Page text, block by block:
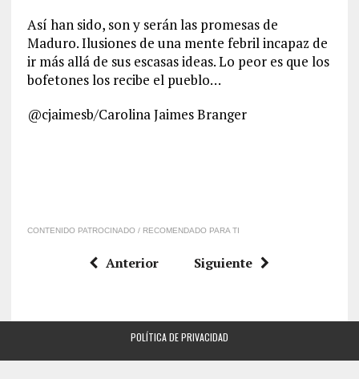
Así han sido, son y serán las promesas de
Maduro. Ilusiones de una mente febril incapaz de
ir más allá de sus escasas ideas. Lo peor es que los
bofetones los recibe el pueblo…
@cjaimesb/Carolina Jaimes Branger
CONTENIDO PATROCINADO / RECOMENDADO PARA TI
Anterior Siguiente
POLÍTICA DE PRIVACIDAD